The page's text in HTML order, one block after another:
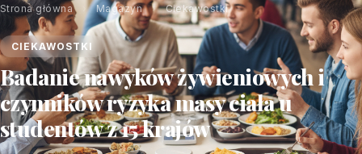
Strona główna Magazyn › Ciekawostki
CIEKAWOSTKI
Badanie nawyków żywieniowych i
czynników ryzyka masy ciała u
studentów z 15 krajów